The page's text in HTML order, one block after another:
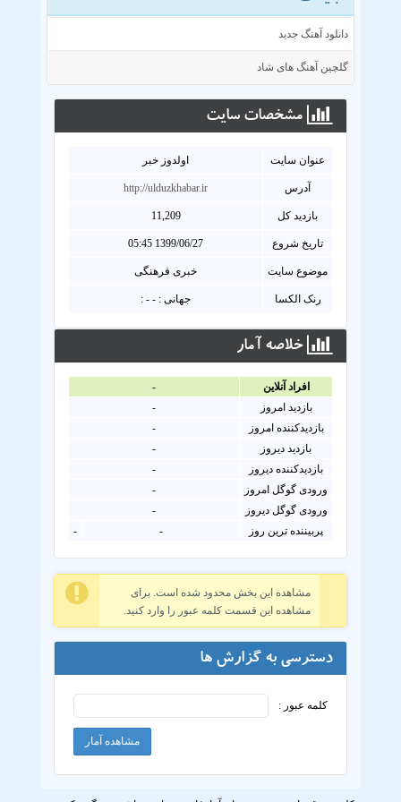
دانلود آهنگ جدید
گلچین آهنگ های شاد
مشخصات سايت
عنوان سايت اولدوز خبر
آدرس http://ulduzkhabar.ir
بازدید کل 11,209
تاریخ شروع 1399/06/27 05:45
موضوع سایت خبری فرهنگی
رنک الکسا جهانی : - - :
خلاصه آمار
افراد آنلاين
-
بازدید امروز
-
بازدیدکننده امروز
-
بازدید دیروز
-
بازدیدکننده دیروز
-
ورودی گوگل امروز
-
ورودی گوگل دیروز
-
پربیننده ترین روز
-
-
مشاهده این بخش محدود شده است. برای
مشاهده این قسمت کلمه عبور را وارد کنید.
دسترسی به گزارش ها
کلمه عبور :